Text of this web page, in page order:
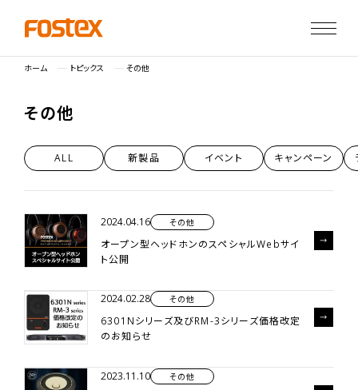
ホーム トピックス その他
その他
ALL 新製品 イベント キャンペーン
2024.04.16 その他
オープン型ヘッドホンのスペシャルWebサイ
ト公開
2024.02.28 その他
6301Nシリーズ及びRM-3シリーズ価格改定
のお知らせ
2023.11.10 その他